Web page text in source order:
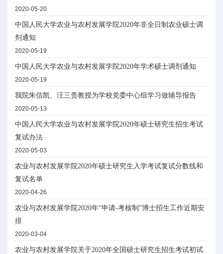
2020-05-20
中国人民大学农业与农村发展学院2020年非全日制农业硕士调
剂通知
2020-05-19
中国人民大学农业与农村发展学院2020年学术硕士调剂通知
2020-05-19
我院朱信凯、汪三贵教授为学校党委中心组学习做辅导报告
2020-05-13
中国人民大学农业与农村发展学院2020年硕士研究生招生考试
复试办法
2020-05-03
农业与农村发展学院2020年硕士研究生入学考试复试分数线和
复试名单
2020-04-26
农业与农村发展学院2020年“申请-考核制”博士招生工作近期安
排
2020-03-04
农业与农村发展学院关于2020年全国硕士研究生招生考试初试